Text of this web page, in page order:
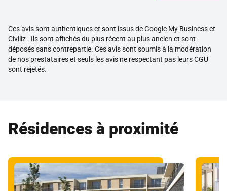
Ces avis sont authentiques et sont issus de Google My Business et
Civiliz . Ils sont affichés du plus récent au plus ancien et sont
déposés sans contrepartie. Ces avis sont soumis à la modération
de nos prestataires et seuls les avis ne respectant pas leurs CGU
sont rejetés.
Résidences à proximité